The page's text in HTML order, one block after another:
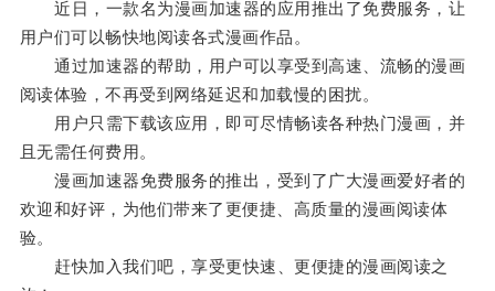
近日，一款名为漫画加速器的应用推出了免费服务，让
用户们可以畅快地阅读各式漫画作品。
通过加速器的帮助，用户可以享受到高速、流畅的漫画
阅读体验，不再受到网络延迟和加载慢的困扰。
用户只需下载该应用，即可尽情畅读各种热门漫画，并
且无需任何费用。
漫画加速器免费服务的推出，受到了广大漫画爱好者的
欢迎和好评，为他们带来了更便捷、高质量的漫画阅读体
验。
赶快加入我们吧，享受更快速、更便捷的漫画阅读之